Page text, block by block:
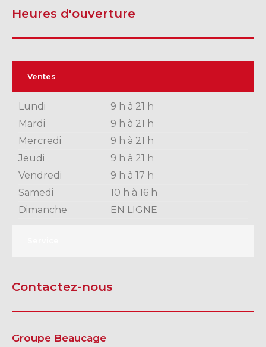
Heures d'ouverture
Ventes
Lundi
9 h à 21 h
Mardi
9 h à 21 h
Mercredi
9 h à 21 h
Jeudi
9 h à 21 h
Vendredi
9 h à 17 h
Samedi
10 h à 16 h
Dimanche
EN LIGNE
Contactez-nous
Groupe Beaucage
TÉLÉPHONEZ
819 564-2196
DRUMMONDVILLE
SHERBROOKE
SHERBROOKE
DRUMMONDVILLE
GRANBY